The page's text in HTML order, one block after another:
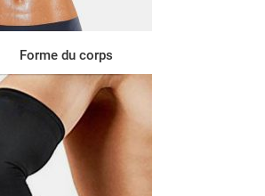
Forme du corps